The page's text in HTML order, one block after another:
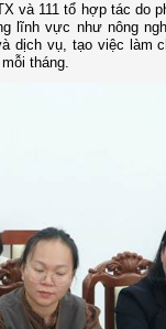
và 111 tổ hợp tác do
lĩnh vực như nông
dịch vụ, tạo việc làm
tháng.